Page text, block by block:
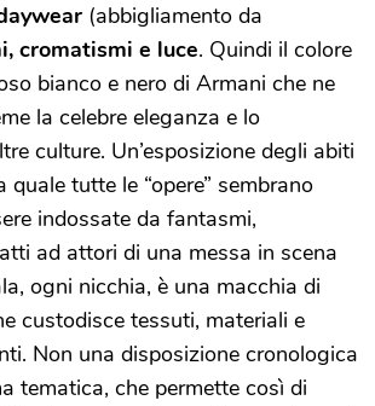
(abbigliamento da
cromatismi e luce. Quindi il colore
bianco e nero di Armani che ne
la celebre eleganza e lo
culture. Un’esposizione degli abiti
quale tutte le “opere” sembrano
indossate da fantasmi,
ad attori di una messa in scena
ogni nicchia, è una macchia di
custodisce tessuti, materiali e
Non una disposizione cronologica
tematica, che permette così di